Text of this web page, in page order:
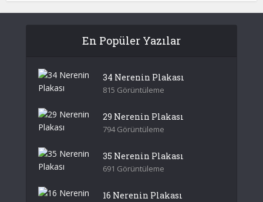
En Popüler Yazılar
34 Nerenin Plakası
815 Görüntüleme
29 Nerenin Plakası
794 Görüntüleme
35 Nerenin Plakası
691 Görüntüleme
16 Nerenin Plakası